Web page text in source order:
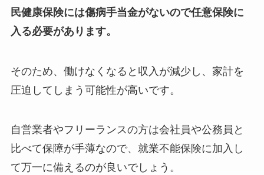
民健康保険には傷病手当金がないので任意保険に
入る必要があります。
そのため、働けなくなると収入が減少し、家計を
圧迫してしまう可能性が高いです。
自営業者やフリーランスの方は会社員や公務員と
比べて保障が手薄なので、就業不能保険に加入し
て万一に備えるのが良いでしょう。